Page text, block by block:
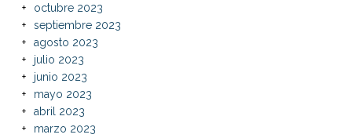
octubre 2023
septiembre 2023
agosto 2023
julio 2023
junio 2023
mayo 2023
abril 2023
marzo 2023